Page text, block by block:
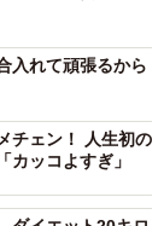
入れて頑張るから
チェン！ 人生初の
カッコよすぎ」